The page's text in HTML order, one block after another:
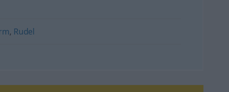
, Rudel